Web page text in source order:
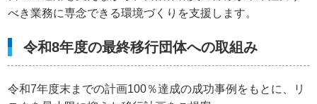
べき業務に専念できる環境づくりを支援します。
令和8年度の最終移行団体への取組み
令和7年度末までの計画100％達成の成功事例をもとに、リ